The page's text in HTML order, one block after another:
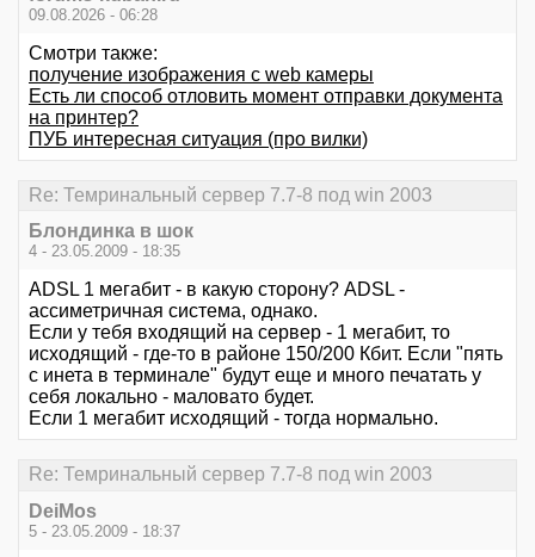
09.08.2026 - 06:28
Смотри также:
получение изображения с web камеры
Есть ли способ отловить момент отправки документа
на принтер?
ПУБ интересная ситуация (про вилки)
Re: Темринальный сервер 7.7-8 под win 2003
Блондинка в шок
4 - 23.05.2009 - 18:35
ADSL 1 мегабит - в какую сторону? ADSL -
ассиметричная система, однако.
Если у тебя входящий на сервер - 1 мегабит, то
исходящий - где-то в районе 150/200 Кбит. Если "пять
с инета в терминале" будут еще и много печатать у
себя локально - маловато будет.
Если 1 мегабит исходящий - тогда нормально.
Re: Темринальный сервер 7.7-8 под win 2003
DeiMos
5 - 23.05.2009 - 18:37